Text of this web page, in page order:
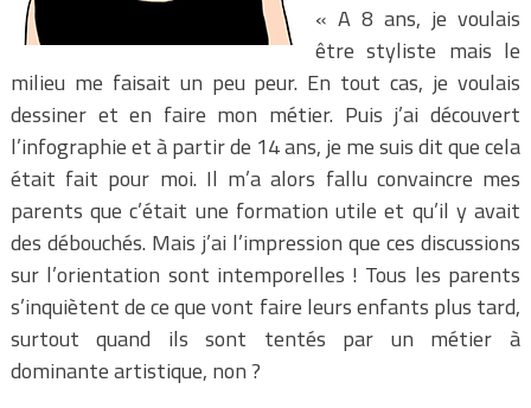
« A 8 ans, je voulais
être styliste mais le
milieu me faisait un peu peur. En tout cas, je voulais
dessiner et en faire mon métier. Puis j’ai découvert
l’infographie et à partir de 14 ans, je me suis dit que cela
était fait pour moi. Il m’a alors fallu convaincre mes
parents que c’était une formation utile et qu’il y avait
des débouchés. Mais j’ai l’impression que ces discussions
sur l’orientation sont intemporelles ! Tous les parents
s’inquiètent de ce que vont faire leurs enfants plus tard,
surtout quand ils sont tentés par un métier à
dominante artistique, non ?